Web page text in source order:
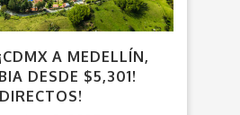
A MEDELLÍN,
DESDE $5,301!